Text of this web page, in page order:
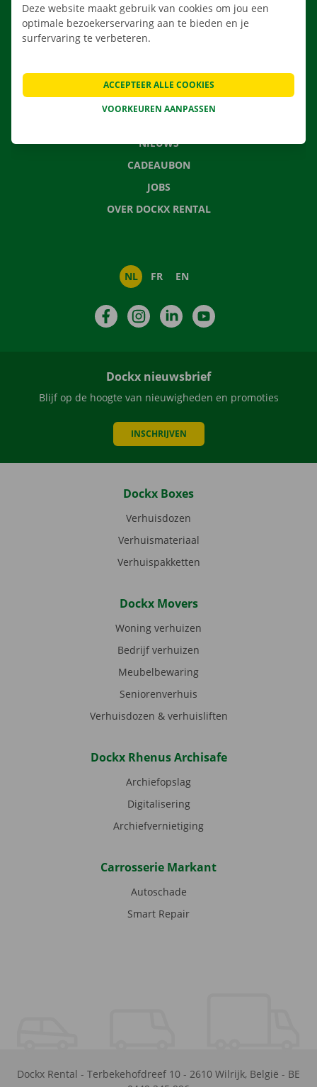
APP
VERHUISOPLOSSINGEN
CONTACTEER ONS
NIEUWS
CADEAUBON
JOBS
OVER DOCKX RENTAL
NL FR EN
FacebookInstagramLinkedIn
Dockx nieuwsbrief
Blijf op de hoogte van nieuwigheden en promoties
INSCHRIJVEN
Dockx Boxes
Verhuisdozen
Verhuismateriaal
Verhuispakketten
Dockx Movers
Woning verhuizen
Bedrijf verhuizen
Meubelbewaring
Seniorenverhuis
Verhuisdozen & verhuisliften
Dockx Rhenus Archisafe
Archiefopslag
Digitalisering
Archiefvernietiging
Carrosserie Markant
Autoschade
Smart Repair
Dockx Rental - Terbekehofdreef 10 - 2610 Wilrijk, België - BE
Deze website maakt gebruik van cookies om jou een
optimale bezoekerservaring aan te bieden en je
surfervaring te verbeteren.
VOORKEUREN AANPASSEN
ACCEPTEER ALLE COOKIES